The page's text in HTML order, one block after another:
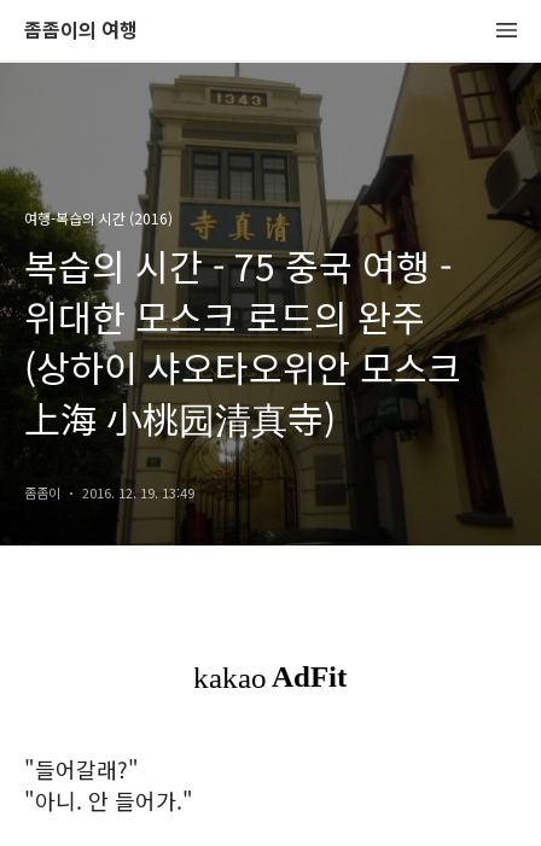
좀좀이의 여행
여행-복습의 시간 (2016)
복습의 시간 - 75 중국 여행 -
위대한 모스크 로드의 완주
(상하이 샤오타오위안 모스크
上海 小桃园清真寺)
좀좀이 2016. 12. 19. 13:49
"들어갈래?"
"아니. 안 들어가."